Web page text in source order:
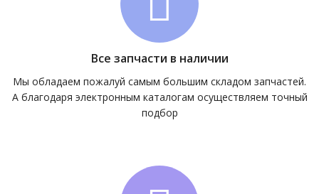
Все запчасти в наличии
Мы обладаем пожалуй самым большим складом запчастей.
А благодаря электронным каталогам осуществляем точный
подбор